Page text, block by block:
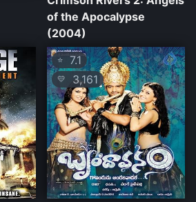
of the Apocalypse
(2004)
⭐ 7.1
💛 3,161